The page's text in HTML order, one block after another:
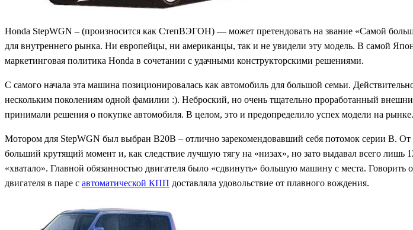
Honda StepWGN – (произносится как СтепВЭГОН) — может претендовать на звание «Самой
для внутреннего рынка. Ни европейцы, ни американцы, так и не увидели эту модель. В самой
маркетинговая политика Honda в сочетании с удачными конструкторскими решениями.
С самого начала эта машина позиционировалась как автомобиль для большой семьи.
нескольким поколениям одной фамилии :). Неброский, но очень тщательно проработанный
принимали решения о покупке автомобиля. В целом, это и предопределило успех модели на рынке.
Мотором для StepWGN был выбран B20B – отлично зарекомендовавший себя потомок серии B.
больший крутящий момент и, как следствие лучшую тягу на «низах», но зато выдавал всего лишь
«хватало». Главной обязанностью двигателя было «сдвинуть» большую машину с места.
двигателя в паре с автоматической КПП доставляла удовольствие от плавного вождения.